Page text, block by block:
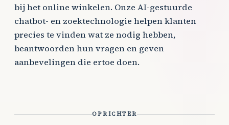
bij het online winkelen. Onze AI-gestuurde
chatbot- en zoektechnologie helpen klanten
precies te vinden wat ze nodig hebben,
beantwoorden hun vragen en geven
aanbevelingen die ertoe doen.
OPRICHTER